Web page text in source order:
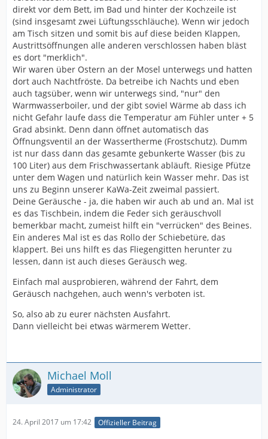
direkt vor dem Bett, im Bad und hinter der Kochzeile ist
(sind insgesamt zwei Lüftungsschläuche). Wenn wir jedoch
am Tisch sitzen und somit bis auf diese beiden Klappen,
Austrittsöffnungen alle anderen verschlossen haben bläst
es dort "merklich".
Wir waren über Ostern an der Mosel unterwegs und hatten
dort auch Nachtfröste. Da betreibe ich Nachts und eben
auch tagsüber, wenn wir unterwegs sind, "nur" den
Warmwasserboiler, und der gibt soviel Wärme ab dass ich
nicht Gefahr laufe dass die Temperatur am Fühler unter + 5
Grad absinkt. Denn dann öffnet automatisch das
Öffnungsventil an der Wassertherme (Frostschutz). Dumm
ist nur dass dann das gesamte gebunkerte Wasser (bis zu
100 Liter) aus dem Frischwassertank abläuft. Riesige Pfütze
unter dem Wagen und natürlich kein Wasser mehr. Das ist
uns zu Beginn unserer KaWa-Zeit zweimal passiert.
Deine Geräusche - ja, die haben wir auch ab und an. Mal ist
es das Tischbein, indem die Feder sich geräuschvoll
bemerkbar macht, zumeist hilft ein "verrücken" des Beines.
Ein anderes Mal ist es das Rollo der Schiebetüre, das
klappert. Bei uns hilft es das Fliegengitten herunter zu
lessen, dann ist auch dieses Geräusch weg.
Einfach mal ausprobieren, während der Fahrt, dem
Geräusch nachgehen, auch wenn's verboten ist.
So, also ab zu eurer nächsten Ausfahrt.
Dann vielleicht bei etwas wärmerem Wetter.
Michael Moll
Administrator
24. April 2017 um 17:42 Offizieller Beitrag